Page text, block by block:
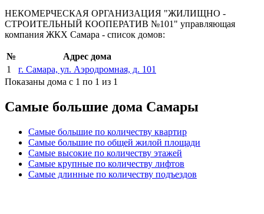
НЕКОМЕРЧЕСКАЯ ОРГАНИЗАЦИЯ "ЖИЛИЩНО -
СТРОИТЕЛЬНЫЙ КООПЕРАТИВ №101" управляющая
компания ЖКХ Самара - список домов:
№
Адрес дома
1
г. Самара, ул. Аэродромная, д. 101
Показаны дома с 1 по 1 из 1
Самые большие дома Самары
Самые большие по количеству квартир
Самые большие по общей жилой площади
Самые высокие по количеству этажей
Самые крупные по количеству лифтов
Самые длинные по количеству подъездов